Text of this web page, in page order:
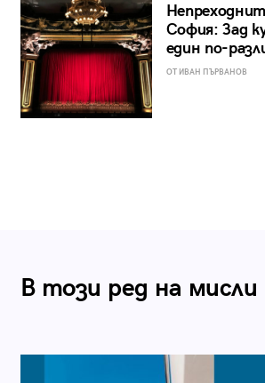
София: Зад
един по-
ОТ ИВАН ПЪРВАНОВ
В този ред на мисли